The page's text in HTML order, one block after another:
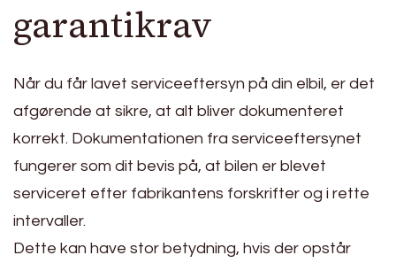
garantikrav
Når du får lavet serviceeftersyn på din elbil, er det
afgørende at sikre, at alt bliver dokumenteret
korrekt. Dokumentationen fra serviceeftersynet
fungerer som dit bevis på, at bilen er blevet
serviceret efter fabrikantens forskrifter og i rette
intervaller.
Dette kan have stor betydning, hvis der opstår